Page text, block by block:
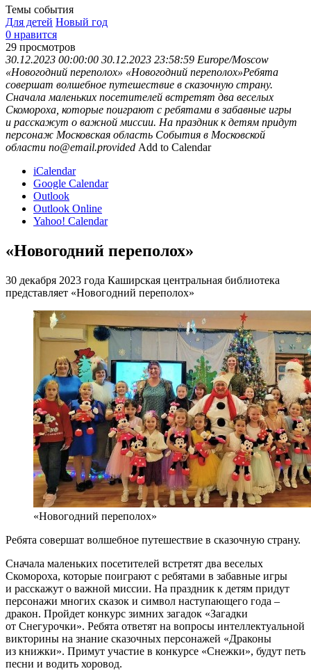
Темы события
Для детей Новый год
0 нравится
29 просмотров
30.12.2023 00:00:00 30.12.2023 23:58:59 Europe/Moscow
«Новогодний переполох» «Новогодний переполох»Ребята
совершат волшебное путешествие в сказочную страну.
Сначала маленьких посетителей встретят два веселых
Скомороха, которые поиграют с ребятами в забавные игры
и расскажут о важной миссии. На праздник к детям придут
персонаж Московская область События в Московской
области no@email.provided Add to Calendar
iCalendar
Google Calendar
Outlook
Outlook Online
Yahoo! Calendar
«Новогодний переполох»
30 декабря 2023 года Каширская центральная библиотека
представляет «Новогодний переполох»
«Новогодний переполох»
Ребята совершат волшебное путешествие в сказочную страну.
Сначала маленьких посетителей встретят два веселых
Скомороха, которые поиграют с ребятами в забавные игры
и расскажут о важной миссии. На праздник к детям придут
персонажи многих сказок и символ наступающего года –
дракон. Пройдет конкурс зимних загадок «Загадки
от Снегурочки». Ребята ответят на вопросы интеллектуальной
викторины на знание сказочных персонажей «Драконы
из книжки». Примут участие в конкурсе «Снежки», будут петь
песни и водить хоровод.